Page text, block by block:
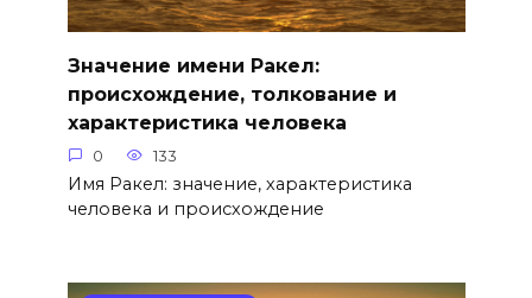
Значение имени Ракел:
происхождение, толкование и
характеристика человека
0 133
Имя Ракел: значение, характеристика
человека и происхождение